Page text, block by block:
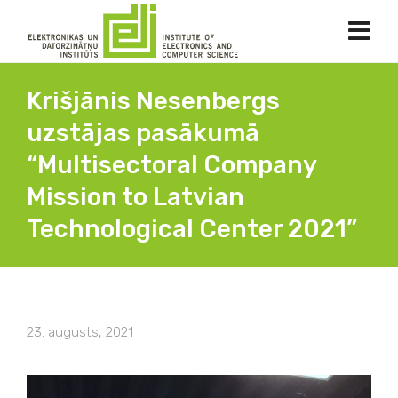
Krišjānis Nesenbergs
uzstājas pasākumā
“Multisectoral Company
Mission to Latvian
Technological Center 2021”
23. augusts, 2021